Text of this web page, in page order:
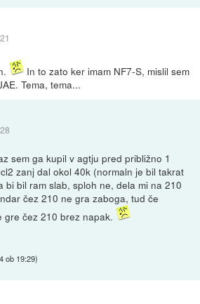
In to zato ker imam NF7-S, mislil sem
Tema, tema...
sem ga kupil v agtju pred približno 1
zanj dal okol 40k (normaln je bil takrat
bi bil ram slab, sploh ne, dela mi na 210
čez 210 ne gra zaboga, tud če
gre čez 210 brez napak.
ob 19:29)